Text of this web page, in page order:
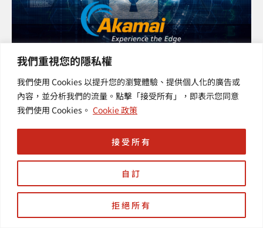
我們重視您的隱私權
我們使用 Cookies 以提升您的瀏覽體驗、提供個人化的廣告或
內容，並分析我們的流量。點擊「接受所有」，即表示您同意
我們使用 Cookies。 Cookie 政策
自訂
拒絕所有
接受所有
Akamai 網頁完整性管理服務
Page Integrity Manager
偵測及緩解可疑的指令碼行為，藉此強
化網頁完整性 隨著目前網頁對指令碼的
依賴日益增加，越來越多惡意人士